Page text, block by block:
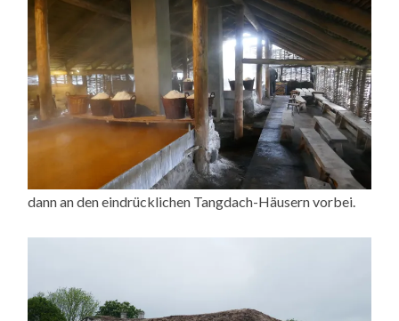
dann an den eindrücklichen Tangdach-Häusern vorbei.